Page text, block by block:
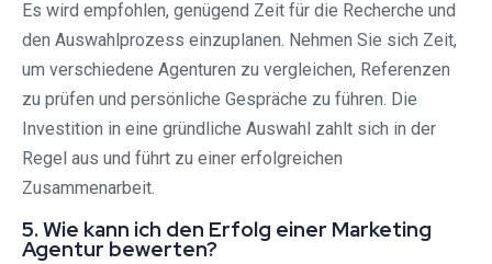
Es wird empfohlen, genügend Zeit für die Recherche und
den Auswahlprozess einzuplanen. Nehmen Sie sich Zeit,
um verschiedene Agenturen zu vergleichen, Referenzen
zu prüfen und persönliche Gespräche zu führen. Die
Investition in eine gründliche Auswahl zahlt sich in der
Regel aus und führt zu einer erfolgreichen
Zusammenarbeit.
5. Wie kann ich den Erfolg einer Marketing
Agentur bewerten?